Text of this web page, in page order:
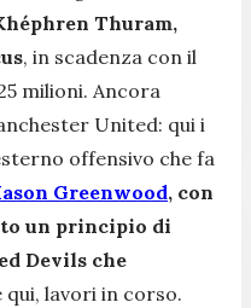
Thuram,
, in scadenza con il
milioni. Ancora
United: qui i
offensivo che fa
Greenwood, con
un principio di
Devils che
qui, lavori in corso.